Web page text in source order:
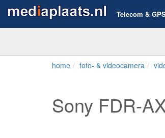
Telecom &
home foto- & videocamera
Sony FDR-